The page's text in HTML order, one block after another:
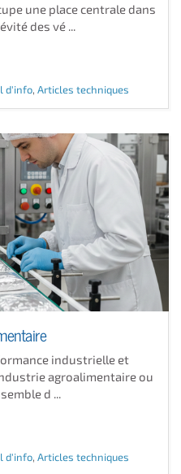
une place centrale dans
des vé ...
d'info, Articles techniques
industrielle et
agroalimentaire ou
d ...
d'info, Articles techniques